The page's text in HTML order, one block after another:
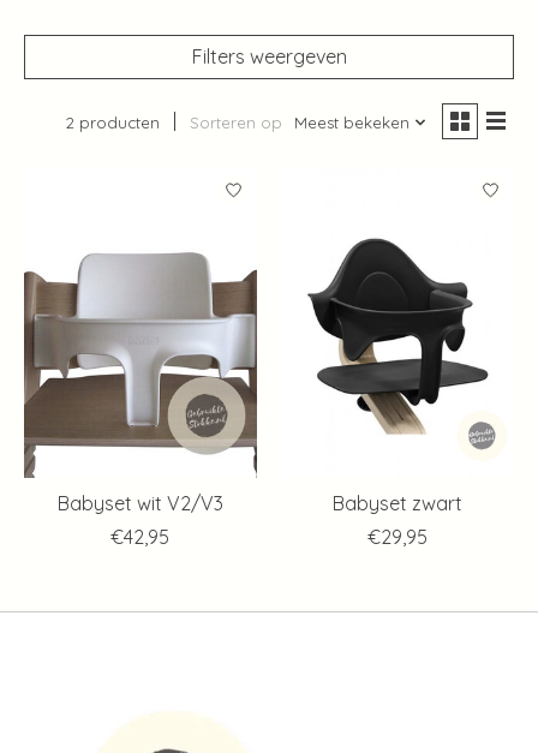
Filters weergeven
2 producten Sorteren op Meest bekeken
Babyset wit V2/V3
€42,95
Babyset zwart
€29,95